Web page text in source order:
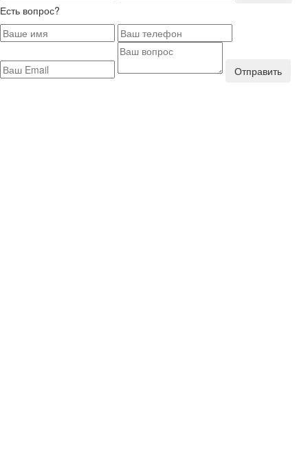
Есть вопрос?
Отправить